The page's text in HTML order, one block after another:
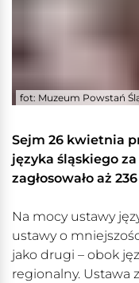
fot: Muzeum Powstań
Sejm 26 kwietnia
języka śląskiego
zagłosowało aż
Na mocy ustawy
ustawy o
jako drugi – obok
regionalny. Ustawa